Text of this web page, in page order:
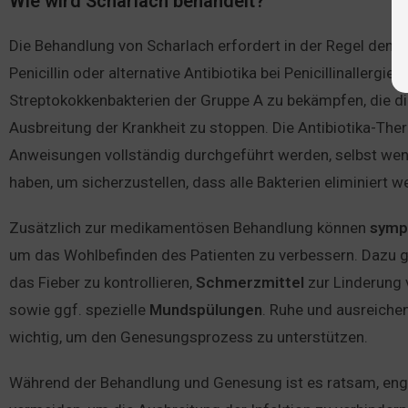
Die Behandlung von Scharlach erfordert in der Regel den
Penicillin oder alternative Antibiotika bei Penicillinallergie.
Streptokokkenbakterien der Gruppe A zu bekämpfen, die
Ausbreitung der Krankheit zu stoppen. Die Antibiotika-
Anweisungen vollständig durchgeführt werden, selbst
haben, um sicherzustellen, dass alle Bakterien eliminiert
Zusätzlich zur medikamentösen Behandlung können
um das Wohlbefinden des Patienten zu verbessern. Dazu
das Fieber zu kontrollieren, Schmerzmittel zur Linderung
sowie ggf. spezielle Mundspülungen. Ruhe und
wichtig, um den Genesungsprozess zu unterstützen.
Während der Behandlung und Genesung ist es ratsam,